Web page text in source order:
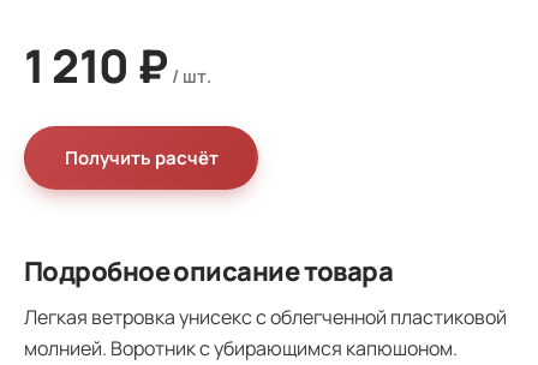
1 210 ₽
Получить расчёт
Подробное описание товара
Легкая ветровка унисекс с облегченной пластиковой
молнией. Воротник с убирающимся капюшоном.